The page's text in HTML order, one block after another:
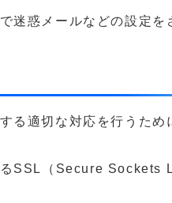
迷惑メールなどの設定
適切な対応を行うた
SSL（Secure Sockets